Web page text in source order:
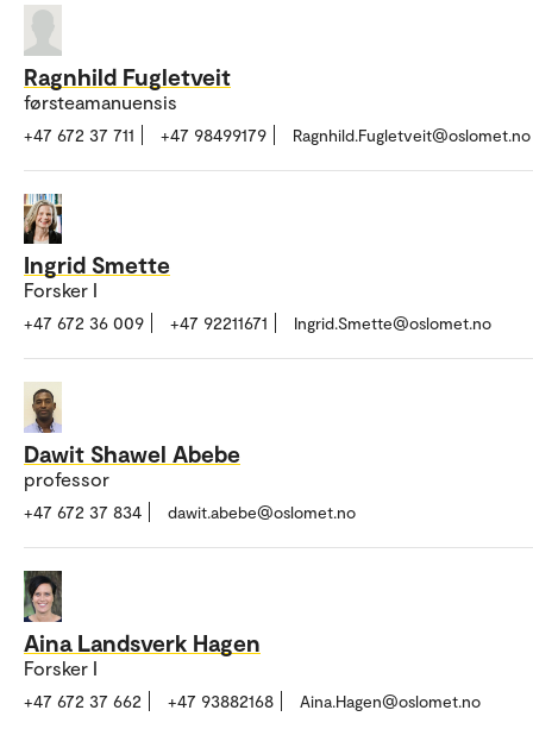
Ragnhild Fugletveit
førsteamanuensis
+47 672 37 711 +47 98499179 Ragnhild.Fugletveit@oslomet.no
Ingrid Smette
Forsker I
+47 672 36 009 +47 92211671 Ingrid.Smette@oslomet.no
Dawit Shawel Abebe
professor
+47 672 37 834 dawit.abebe@oslomet.no
Aina Landsverk Hagen
Forsker I
+47 672 37 662 +47 93882168 Aina.Hagen@oslomet.no